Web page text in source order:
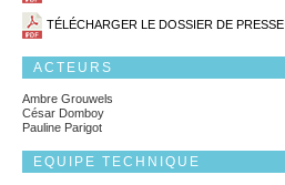
TÉLÉCHARGER LE DOSSIER DE PRESSE
ACTEURS
Ambre Grouwels
César Domboy
Pauline Parigot
EQUIPE TECHNIQUE